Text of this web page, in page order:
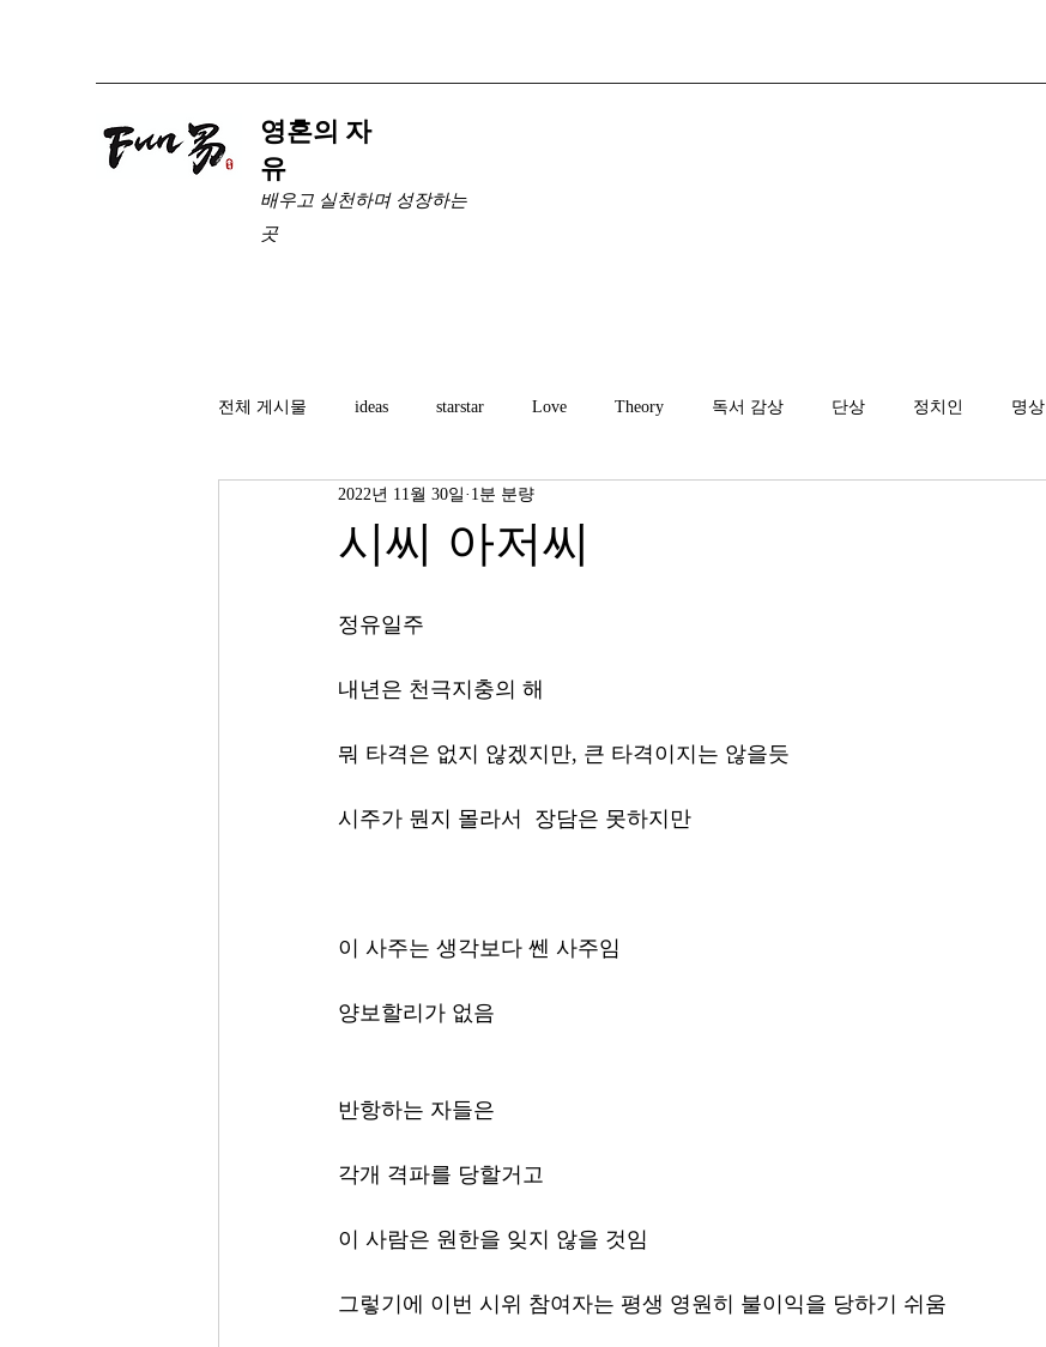
​영혼의 자
유
배우고 실천하며 성장하는
곳
전체 게시물 ideas starstar Love Theory 독서 감상 단상 정치인 명상
시씨 아저씨
2022년 11월 30일 1분 분량
정유일주
내년은 천극지충의 해
뭐 타격은 없지 않겠지만, 큰 타격이지는 않을듯
시주가 뭔지 몰라서  장담은 못하지만
이 사주는 생각보다 쎈 사주임
양보할리가 없음
반항하는 자들은
각개 격파를 당할거고
이 사람은 원한을 잊지 않을 것임
그렇기에 이번 시위 참여자는 평생 영원히 불이익을 당하기 쉬움